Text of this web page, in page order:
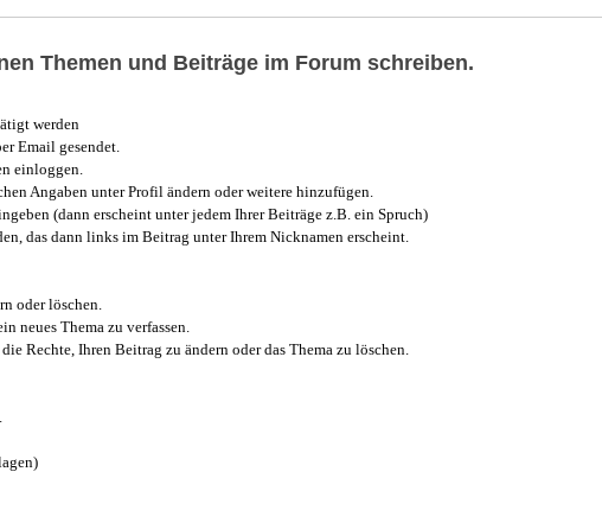
Themen und Beiträge im Forum schreiben.
werden
Email gesendet.
einloggen.
Angaben unter Profil ändern oder weitere hinzufügen.
(dann erscheint unter jedem Ihrer Beiträge z.B. ein Spruch)
das dann links im Beitrag unter Ihrem Nicknamen erscheint.
oder löschen.
neues Thema zu verfassen.
Rechte, Ihren Beitrag zu ändern oder das Thema zu löschen.